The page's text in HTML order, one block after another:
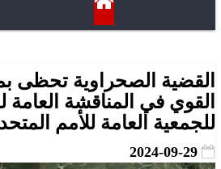
القضية الصحراوية تحظى
للجمعية العامة للأمم
2024-09-29